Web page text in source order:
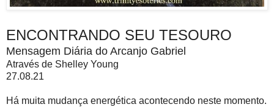
ENCONTRANDO SEU TESOURO
Mensagem Diária do Arcanjo Gabriel
Através de Shelley Young
27.08.21
Há muita mudança energética acontecendo neste momento.